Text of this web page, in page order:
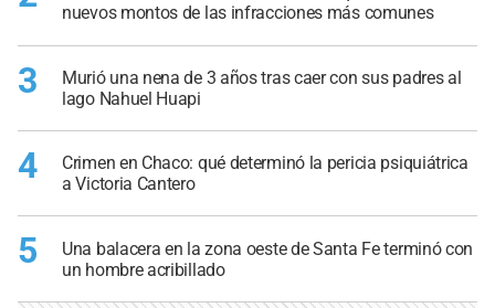
nuevos montos de las infracciones más comunes
3
Murió una nena de 3 años tras caer con sus padres al
lago Nahuel Huapi
4
Crimen en Chaco: qué determinó la pericia psiquiátrica
a Victoria Cantero
5
Una balacera en la zona oeste de Santa Fe terminó con
un hombre acribillado